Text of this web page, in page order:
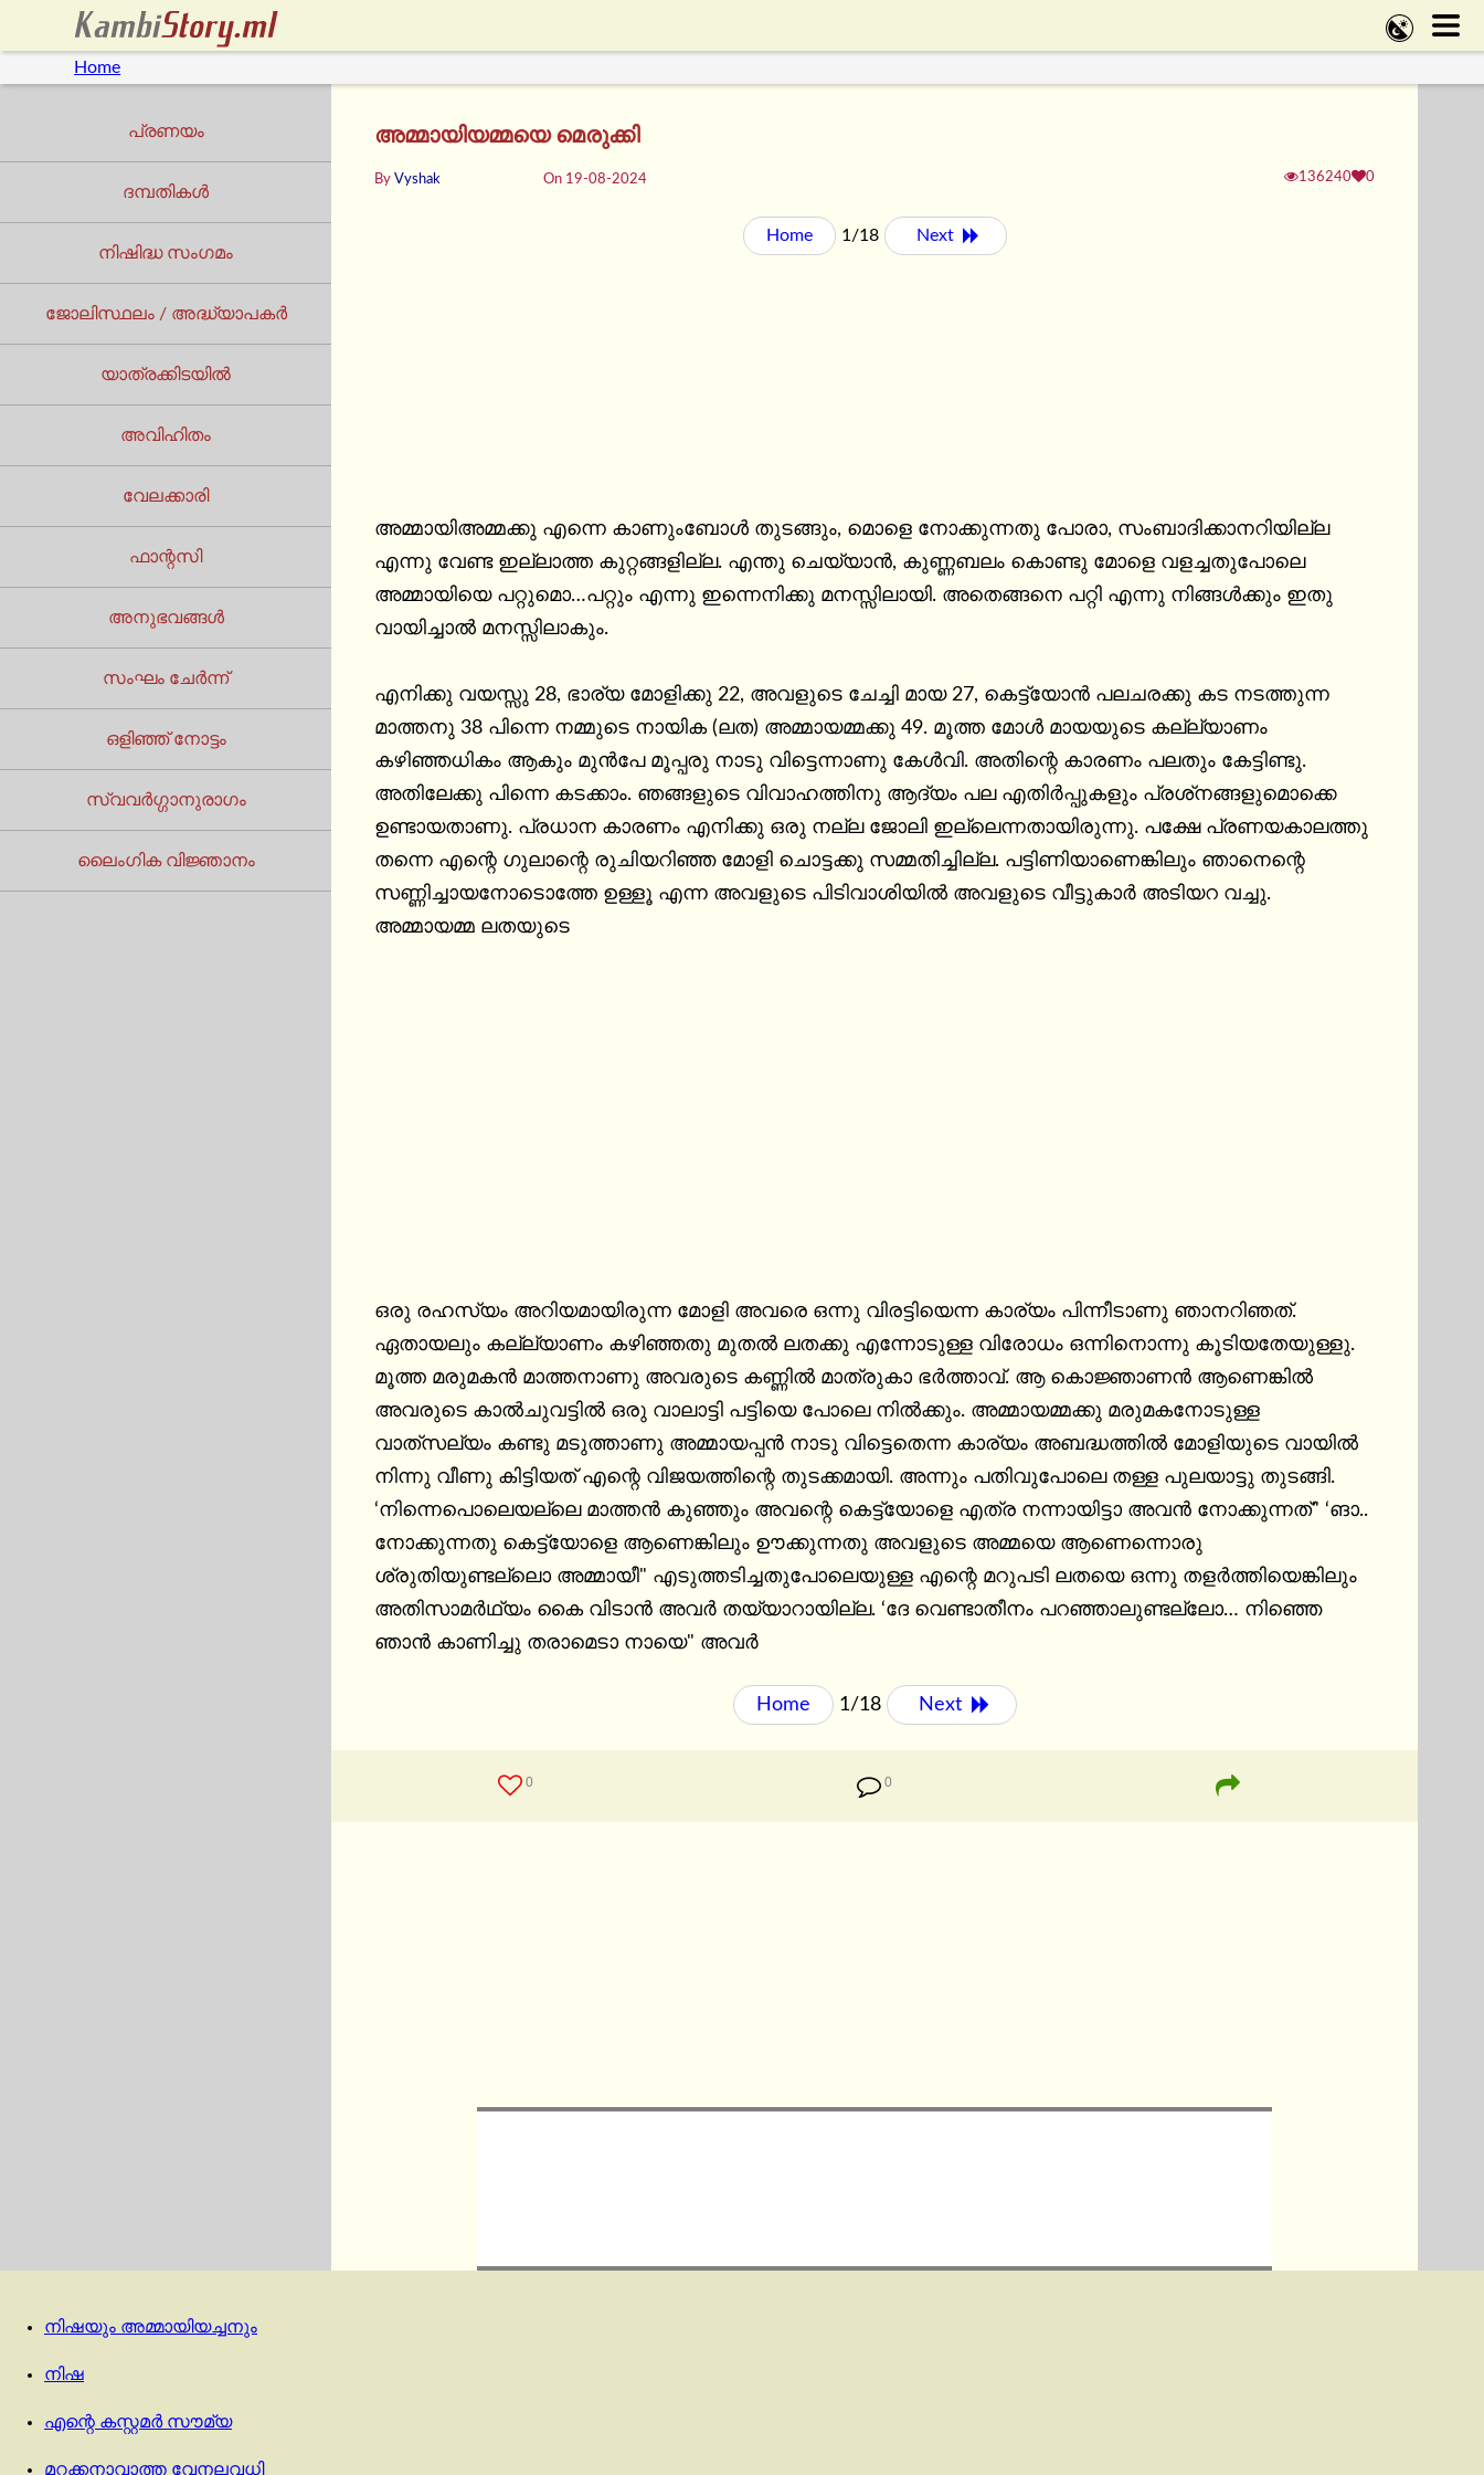
Home
പ്രണയം
ദമ്പതികൾ
നിഷിദ്ധ സംഗമം
ജോലിസ്ഥലം / അദ്ധ്യാപകർ
യാത്രക്കിടയില്‍
അവിഹിതം
വേലക്കാരി
ഫാന്റസി
അനുഭവങ്ങൾ
സംഘം ചേർന്ന്
ഒളിഞ്ഞ് നോട്ടം
സ്വവർഗ്ഗാനുരാഗം
ലൈംഗിക വിജ്ഞാനം
അമ്മായിയമ്മയെ മെരുക്കി
ByVyshak On 19-08-2024 136240 0
Home 1/18 Next
അമ്മായിഅമ്മക്കു എന്നെ കാണുംബോള്‍ തുടങ്ങും, മൊളെ നോക്കുന്നതു പോരാ, സംബാദിക്കാനറിയില്ല
എന്നു വേണ്ട ഇല്ലാത്ത കുറ്റങ്ങളില്ല. എന്തു ചെയ്യാന്‍, കുണ്ണബലം കൊണ്ടു മോളെ വളച്ചതുപോലെ
അമ്മായിയെ പറ്റുമൊ…പറ്റും എന്നു ഇന്നെനിക്കു മനസ്സിലായി. അതെങ്ങനെ പറ്റി എന്നു നിങ്ങള്‍ക്കും ഇതു
വായിച്ചാല്‍ മനസ്സിലാകും.
എനിക്കു വയസ്സു 28, ഭാര്യ മോളിക്കു 22, അവളുടെ ചേച്ചി മായ 27, കെട്ട്യോന്‍ പലചരക്കു കട നടത്തുന്ന
മാത്തനു 38 പിന്നെ നമ്മുടെ നായിക (ലത) അമ്മായമ്മക്കു 49. മൂത്ത മോള്‍ മായയുടെ കല്ല്യാണം
കഴിഞ്ഞധികം ആകും മുന്‍പേ മൂപ്പരു നാടു വിട്ടെന്നാണു കേള്‍വി. അതിന്റെ കാരണം പലതും കേട്ടിണ്ടു.
അതിലേക്കു പിന്നെ കടക്കാം. ഞങ്ങളുടെ വിവാഹത്തിനു ആദ്യം പല എതിര്‍പ്പുകളും പ്രശ്‌നങ്ങളുമൊക്കെ
ഉണ്ടായതാണു. പ്രധാന കാരണം എനിക്കു ഒരു നല്ല ജോലി ഇല്ലെന്നതായിരുന്നു. പക്ഷേ പ്രണയകാലത്തു
തന്നെ എന്റെ ഗുലാന്റെ രുചിയറിഞ്ഞ മോളി ചൊട്ടക്കു സമ്മതിച്ചില്ല. പട്ടിണിയാണെങ്കിലും ഞാനെന്റെ
സണ്ണിച്ചായനോടൊത്തേ ഉള്ളൂ എന്ന അവളുടെ പിടിവാശിയില്‍ അവളുടെ വീട്ടുകാര്‍ അടിയറ വച്ചു.
അമ്മായമ്മ ലതയുടെ
ഒരു രഹസ്യം അറിയമായിരുന്ന മോളി അവരെ ഒന്നു വിരട്ടിയെന്ന കാര്യം പിന്നീടാണു ഞാനറിഞത്.
ഏതായലും കല്ല്യാണം കഴിഞ്ഞതു മുതല്‍ ലതക്കു എന്നോടുള്ള വിരോധം ഒന്നിനൊന്നു കൂടിയതേയുള്ളു.
മൂത്ത മരുമകന്‍ മാത്തനാണു അവരുടെ കണ്ണില്‍ മാത്രുകാ ഭര്‍ത്താവ്. ആ കൊജ്ഞാണന്‍ ആണെങ്കില്‍
അവരുടെ കാല്‍ചുവട്ടില്‍ ഒരു വാലാട്ടി പട്ടിയെ പോലെ നില്‍ക്കും. അമ്മായമ്മക്കു മരുമകനോടുള്ള
വാത്‌സല്യം കണ്ടു മടുത്താണു അമ്മായപ്പന്‍ നാടു വിട്ടെതെന്ന കാര്യം അബദ്ധത്തില്‍ മോളിയുടെ വായില്‍
നിന്നു വീണു കിട്ടിയത് എന്റെ വിജയത്തിന്റെ തുടക്കമായി. അന്നും പതിവുപോലെ തള്ള പുലയാട്ടു തുടങ്ങി.
‘നിന്നെപൊലെയല്ലെ മാത്തന്‍ കുഞ്ഞും അവന്റെ കെട്ട്യോളെ എത്ര നന്നായിട്ടാ അവന്‍ നോക്കുന്നത്" ‘ങാ..
നോക്കുന്നതു കെട്ട്യോളെ ആണെങ്കിലും ഊക്കുന്നതു അവളുടെ അമ്മയെ ആണെന്നൊരു
ശ്രുതിയുണ്ടല്ലൊ അമ്മായീ" എടുത്തടിച്ചതുപോലെയുള്ള എന്റെ മറുപടി ലതയെ ഒന്നു തളര്‍ത്തിയെങ്കിലും
അതിസാമര്‍ഥ്യം കൈ വിടാന്‍ അവര്‍ തയ്യാറായില്ല. ‘ദേ വെണ്ടാതീനം പറഞ്ഞാലുണ്ടല്ലോ… നിഞ്ഞെ
ഞാന്‍ കാണിച്ചു തരാമെടാ നായെ" അവര്‍
Home 1/18 Next
0 0
നിഷയും അമ്മായിയച്ചനും
നിഷ
എന്റെ കസ്റ്റമർ സൗമ്യ
മറക്കനാവാത്ത വേനലവധി